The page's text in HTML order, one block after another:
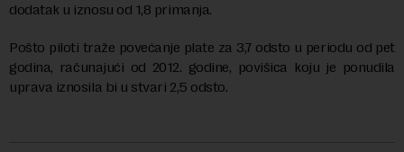
dodatak u iznosu od 1,8 primanja.
Pošto piloti traže povećanje plate za 3,7 odsto u periodu od pet
godina, računajući od 2012. godine, povišica koju je ponudila
uprava iznosila bi u stvari 2,5 odsto.